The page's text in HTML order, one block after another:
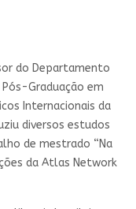
do Departamento
Graduação em
Internacionais da
diversos estudos
de mestrado “Na
da Atlas Network